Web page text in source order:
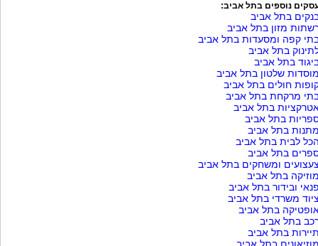
נוספים בתל אביב:
בתל אביב
מזון בתל אביב
קפה ומסעדות בתל אביב
בתל אביב
בתל אביב
שלטון בתל אביב
חולים בתל אביב
מרקחת בתל אביב
בתל אביב
בתל אביב
בתל אביב
לבית בתל אביב
בתל אביב
ומשחקים בתל אביב
בתל אביב
ובידור בתל אביב
משרדי בתל אביב
בתל אביב
בתל אביב
בתל אביב